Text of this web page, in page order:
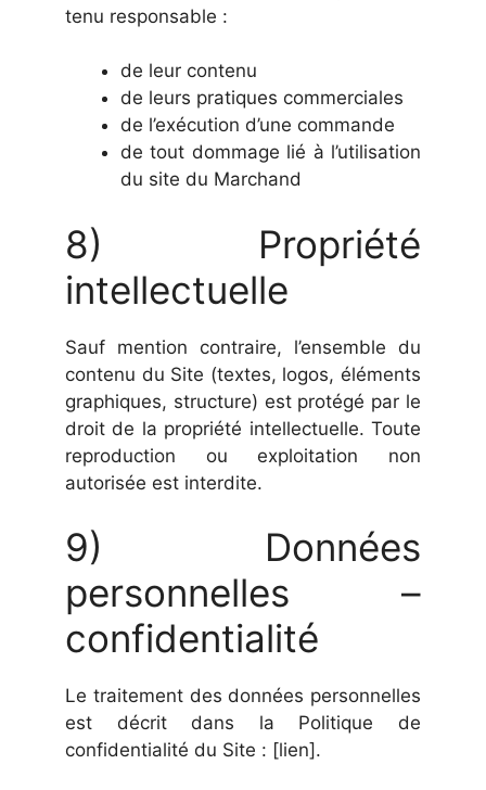
tenu responsable :
de leur contenu
de leurs pratiques commerciales
de l’exécution d’une commande
de tout dommage lié à l’utilisation
du site du Marchand
8) Propriété
intellectuelle
Sauf mention contraire, l’ensemble du
contenu du Site (textes, logos, éléments
graphiques, structure) est protégé par le
droit de la propriété intellectuelle. Toute
reproduction ou exploitation non
autorisée est interdite.
9) Données
personnelles –
confidentialité
Le traitement des données personnelles
est décrit dans la Politique de
confidentialité du Site : [lien].